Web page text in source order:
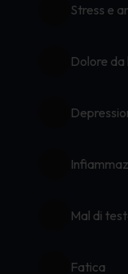
Stress e
Dolore
Mal di
Fatica